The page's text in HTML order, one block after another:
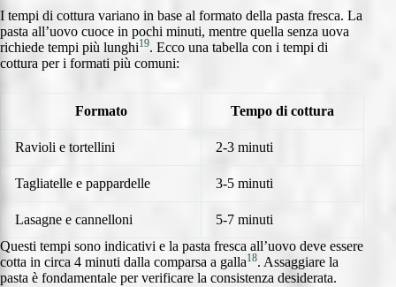
I tempi di cottura variano in base al formato della pasta fresca. La
pasta all’uovo cuoce in pochi minuti, mentre quella senza uova
richiede tempi più lunghi19. Ecco una tabella con i tempi di
cottura per i formati più comuni:
Formato Tempo di cottura
Ravioli e tortellini 2-3 minuti
Tagliatelle e pappardelle 3-5 minuti
Lasagne e cannelloni
5-7 minuti
Questi tempi sono indicativi e la pasta fresca all’uovo deve essere
cotta in circa 4 minuti dalla comparsa a galla18. Assaggiare la
pasta è fondamentale per verificare la consistenza desiderata.